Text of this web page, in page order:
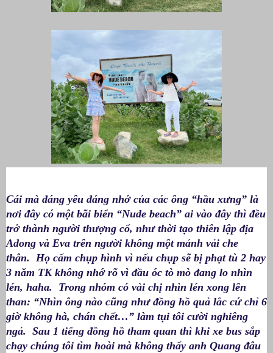
Cái mà đáng yêu đáng nhớ của các ông “hầu xưng” là
nơi đây có một bãi biển “Nude beach” ai vào đây thì đều
trở thành người thượng cổ, như thời tạo thiên lập địa
Adong và Eva trên người không một mảnh vải che
thân. Họ cấm chụp hình vì nếu chụp sẽ bị phạt tù 2 hay
3 năm TK không nhớ rõ vì đầu óc tò mò đang lo nhìn
lén, haha. Trong nhóm có vài chị nhìn lén xong lên
than: “Nhìn ông nào cũng như đồng hồ quả lắc cứ chỉ 6
giờ không hà, chán chết…” làm tụi tôi cười nghiêng
ngả. Sau 1 tiếng đồng hồ tham quan thì khi xe bus sắp
chạy chúng tôi tìm hoài mà không thấy anh Quang đâu